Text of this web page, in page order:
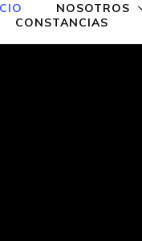
NOSOTROS
CONSTANCIAS